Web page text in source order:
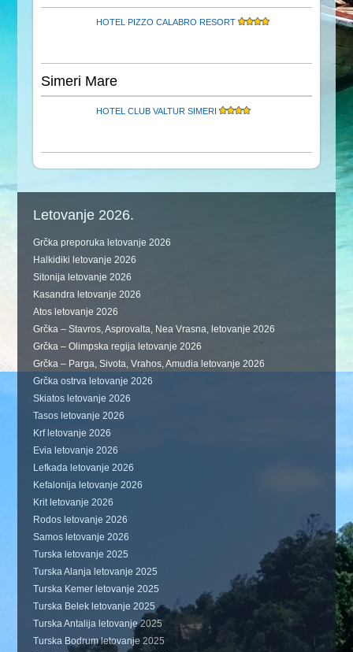
HOTEL PIZZO CALABRO RESORT
Simeri Mare
HOTEL CLUB VALTUR SIMERI
Letovanje 2026.
Grčka preporuka letovanje 2026
Halkidiki letovanje 2026
Sitonija letovanje 2026
Kasandra letovanje 2026
Atos letovanje 2026
Grčka – Stavros, Asprovalta, Nea Vrasna, letovanje 2026
Grčka – Olimpska regija letovanje 2026
Grčka – Parga, Sivota, Vrahos, Amudia letovanje 2026
Grčka ostrva letovanje 2026
Skiatos letovanje 2026
Tasos letovanje 2026
Krf letovanje 2026
Evia letovanje 2026
Lefkada letovanje 2026
Kefalonija letovanje 2026
Krit letovanje 2026
Rodos letovanje 2026
Samos letovanje 2026
Turska letovanje 2025
Turska Alanja letovanje 2025
Turska Kemer letovanje 2025
Turska Belek letovanje 2025
Turska Antalija letovanje 2025
Turska Bodrum letovanje 2025